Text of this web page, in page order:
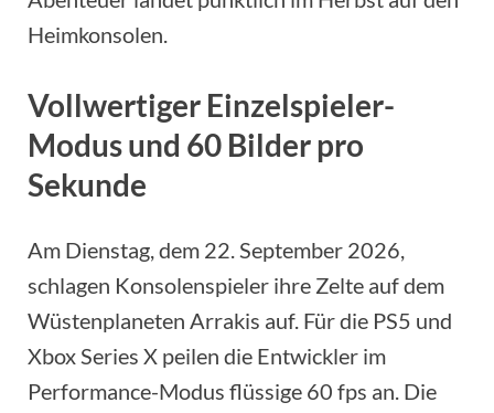
Heimkonsolen.
Vollwertiger Einzelspieler-
Modus und 60 Bilder pro
Sekunde
Am Dienstag, dem 22. September 2026,
schlagen Konsolenspieler ihre Zelte auf dem
Wüstenplaneten Arrakis auf. Für die PS5 und
Xbox Series X peilen die Entwickler im
Performance-Modus flüssige 60 fps an. Die